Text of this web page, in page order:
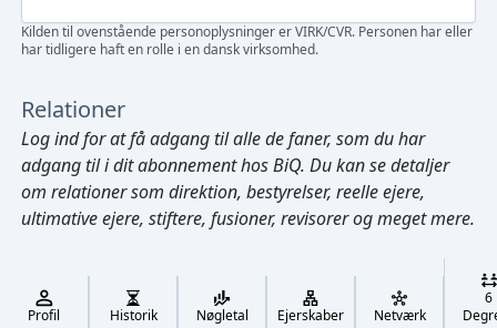
Cmd/Ctrl + K
Kilden til ovenstående personoplysninger er VIRK/CVR. Personen har eller
har tidligere haft en rolle i en dansk virksomhed.
Relationer
Log indfor at få adgang til alle de faner, som du har
adgang til i dit abonnement hos BiQ. Du kan se detaljer
om relationer som direktion, bestyrelser, reelle ejere,
ultimative ejere, stiftere, fusioner, revisorer og meget mere.
Profil Historik Nøgletal Ejerskaber Netværk
6